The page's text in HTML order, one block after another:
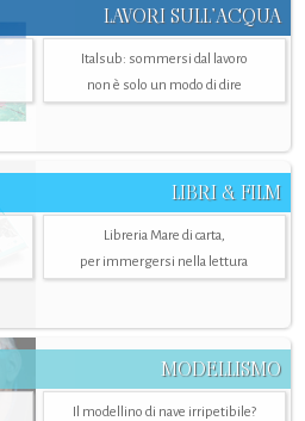
LAVORI SULL’ACQUA
Italsub: sommersi dal lavoro
non è solo un modo di dire
LIBRI & FILM
Libreria Mare di carta,
per immergersi nella lettura
MODELLISMO
Il modellino di nave irripetibile?